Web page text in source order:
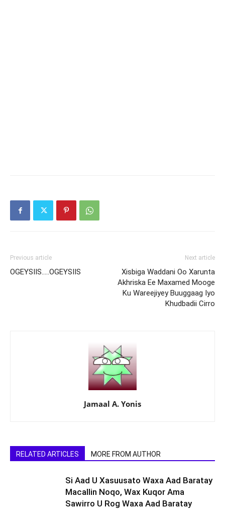
Previous article
OGEYSIIS…..OGEYSIIS
Next article
Xisbiga Waddani Oo Xarunta
Akhriska Ee Maxamed Mooge
Ku Wareejiyey Buuggaag Iyo
Khudbadii Cirro
Jamaal A. Yonis
RELATED ARTICLES MORE FROM AUTHOR
Si Aad U Xasuusato Waxa Aad Baratay
Macallin Noqo, Wax Kuqor Ama
Sawirro U Rog Waxa Aad Baratay